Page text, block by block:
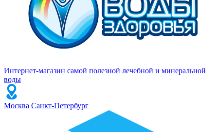
Интернет-магазин самой полезной лечебной и минеральной
воды
Москва Санкт-Петербург